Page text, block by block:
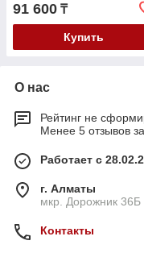
91 600 ₸
Купить
О нас
Рейтинг не
Менее 5 отзывов
Работает с
г. Алматы
мкр. Дорожник 36Б
Контакты